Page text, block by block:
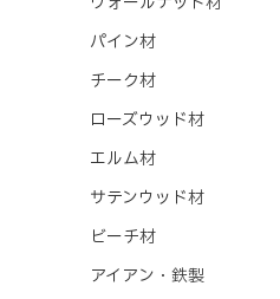
パイン材
チーク材
ローズウッド材
エルム材
サテンウッド材
ビーチ材
アイアン・鉄製